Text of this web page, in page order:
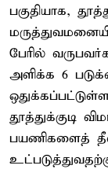
பகுதியாக,
பேரில்
அளிக்க 6
தூத்துக்குடி
பயணிகளைத்